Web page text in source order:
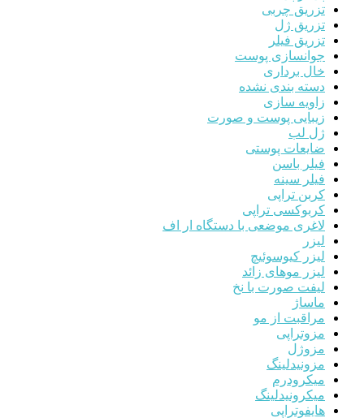
تزریق چربی
تزریق ژل
تزریق فیلر
جوانسازی پوست
خال برداری
دسته بندی نشده
زاویه سازی
زیبایی پوست و صورت
ژل لب
ضایعات پوستی
فیلر باسن
فیلر سینه
کربن تراپی
کربوکسی تراپی
لاغری موضعی با دستگاه ار اف
لیزر
لیزر کیوسوئیچ
لیزر موهای زائد
لیفت صورت با نخ
ماساژ
مراقبت از مو
مزوتراپی
مزوژل
مزونیدلینگ
میکرودرم
میکرونیدلینگ
هایفوتراپی